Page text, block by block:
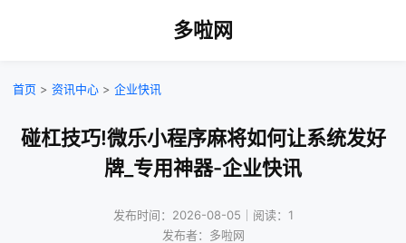
多啦网
首页 > 资讯中心 > 企业快讯
碰杠技巧!微乐小程序麻将如何让系统发好
牌_专用神器-企业快讯
发布时间：2026-08-05｜阅读：1
发布者：多啦网